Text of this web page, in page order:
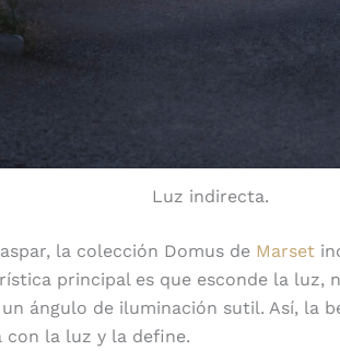
Luz indirecta.
la colección Domus de Marset
principal es que esconde la luz,
ángulo de iluminación sutil. Así, la
con la luz y la define.